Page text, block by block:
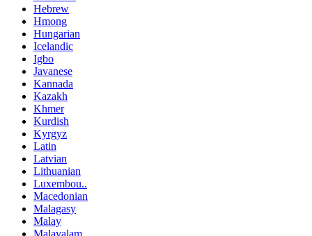
Hebrew
Hmong
Hungarian
Icelandic
Igbo
Javanese
Kannada
Kazakh
Khmer
Kurdish
Kyrgyz
Latin
Latvian
Lithuanian
Luxembou..
Macedonian
Malagasy
Malay
Malayalam